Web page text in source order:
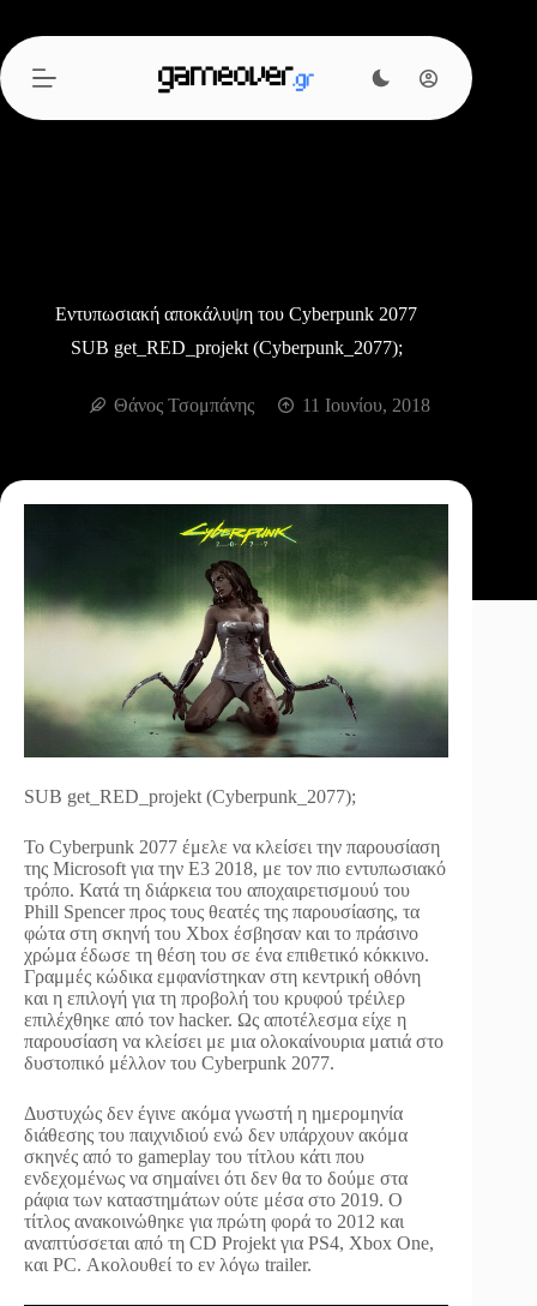
περιεχόμενο
Εντυπωσιακή αποκάλυψη του Cyberpunk 2077
SUB get_RED_projekt (Cyberpunk_2077);
Θάνος Τσομπάνης 11 Ιουνίου, 2018
SUB get_RED_projekt (Cyberpunk_2077);
Το Cyberpunk 2077 έμελε να κλείσει την παρουσίαση
της Microsoft για την Ε3 2018, με τον πιο εντυπωσιακό
τρόπο. Κατά τη διάρκεια του αποχαιρετισμουύ του
Phill Spencer προς τους θεατές της παρουσίασης, τα
φώτα στη σκηνή του Xbox έσβησαν και το πράσινο
χρώμα έδωσε τη θέση του σε ένα επιθετικό κόκκινο.
Γραμμές κώδικα εμφανίστηκαν στη κεντρική οθόνη
και η επιλογή για τη προβολή του κρυφού τρέιλερ
επιλέχθηκε από τον hacker. Ως αποτέλεσμα είχε η
παρουσίαση να κλείσει με μια ολοκαίνουρια ματιά στο
δυστοπικό μέλλον του Cyberpunk 2077.
Δυστυχώς δεν έγινε ακόμα γνωστή η ημερομηνία
διάθεσης του παιχνιδιού ενώ δεν υπάρχουν ακόμα
σκηνές από το gameplay του τίτλου κάτι που
ενδεχομένως να σημαίνει ότι δεν θα το δούμε στα
ράφια των καταστημάτων ούτε μέσα στο 2019. Ο
τίτλος ανακοινώθηκε για πρώτη φορά το 2012 και
αναπτύσσεται από τη CD Projekt για PS4, Xbox One,
και PC. Ακολουθεί το εν λόγω trailer.